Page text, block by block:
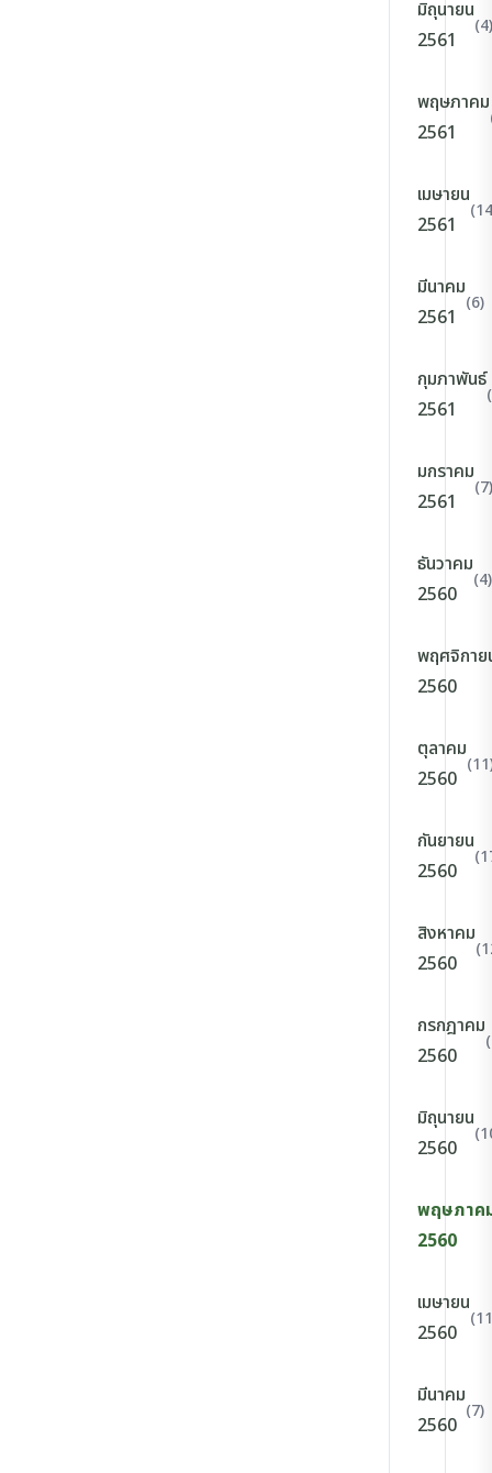
มิถุนายน
2561
(4)
พฤษภาคม
2561
เมษายน
2561
มีนาคม
2561
(6)
กุมภาพันธ์
2561
มกราคม
2561
(7)
ธันวาคม
2560
(4)
พฤศจิกาย
2560
ตุลาคม
2560
กันยายน
2560
สิงหาคม
2560
กรกฎาคม
2560
มิถุนายน
2560
พฤษภาค
2560
เมษายน
2560
มีนาคม
2560
(7)